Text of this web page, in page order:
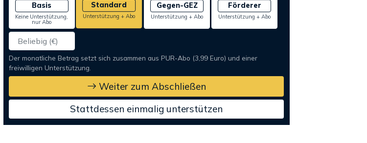
Basis
Keine Unterstützung,
nur Abo
Standard
Unterstützung + Abo
Gegen-GEZ
Unterstützung + Abo
Förderer
Unterstützung + Abo
Der monatliche Betrag setzt sich zusammen aus PUR-Abo (3,99 Euro) und einer
freiwilligen Unterstützung.
Weiter zum Abschließen
Stattdessen einmalig unterstützen